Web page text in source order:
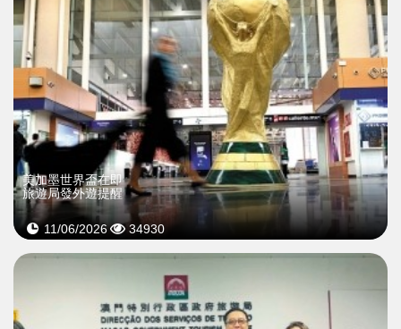
美加墨世界盃在即
旅遊局發外遊提醒
11/06/2026 34930